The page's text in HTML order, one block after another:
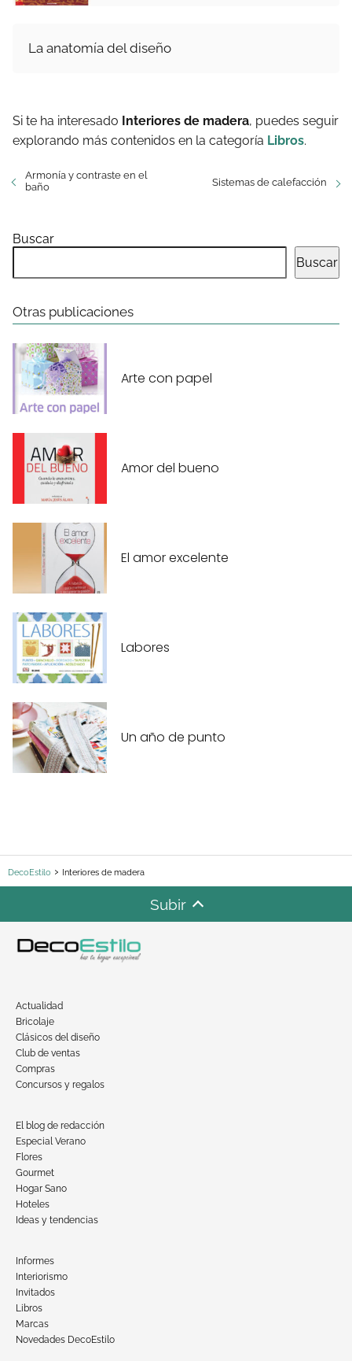
La anatomía del diseño
Si te ha interesado Interiores de madera, puedes seguir
explorando más contenidos en la categoría Libros.
Armonía y contraste en el
baño
Sistemas de calefacción
Buscar
Buscar
Otras publicaciones
Arte con papel
Amor del bueno
El amor excelente
Labores
Un año de punto
DecoEstilo Interiores de madera
Subir
Actualidad
Bricolaje
Clásicos del diseño
Club de ventas
Compras
Concursos y regalos
El blog de redacción
Especial Verano
Flores
Gourmet
Hogar Sano
Hoteles
Ideas y tendencias
Informes
Interiorismo
Invitados
Libros
Marcas
Novedades DecoEstilo